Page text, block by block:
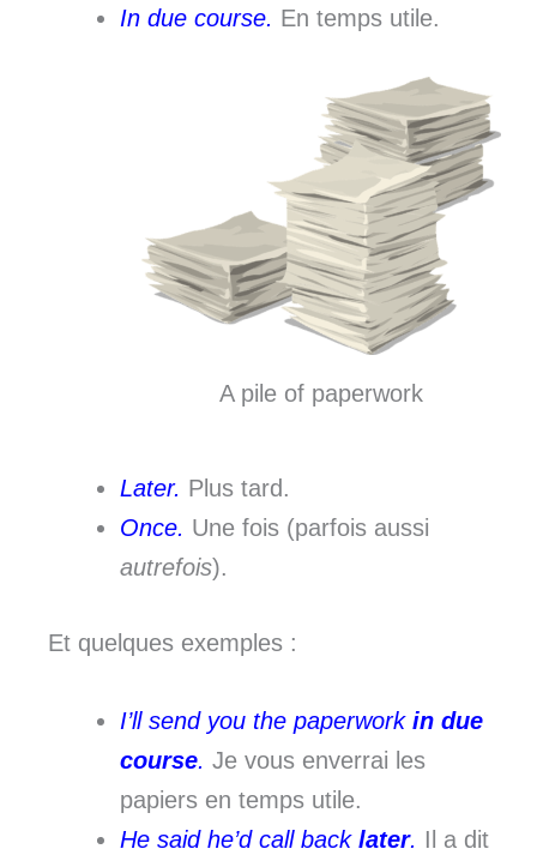
In due course. En temps utile.
A pile of paperwork
Later. Plus tard.
Once. Une fois (parfois aussi
autrefois).
Et quelques exemples :
I’ll send you the paperwork in due
course. Je vous enverrai les
papiers en temps utile.
He said he’d call back later. Il a dit